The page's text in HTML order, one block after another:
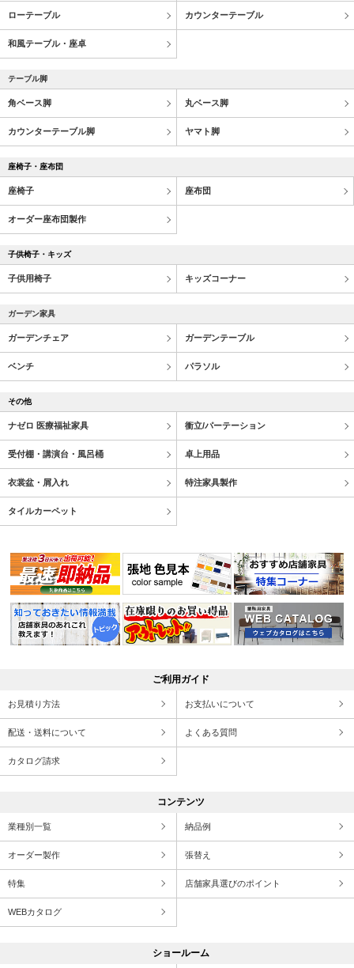
ローテーブル カウンターテーブル
和風テーブル・座卓
テーブル脚
角ベース脚 丸ベース脚
カウンターテーブル脚 ヤマト脚
座椅子・座布団
座椅子 座布団
オーダー座布団製作
子供椅子・キッズ
子供用椅子 キッズコーナー
ガーデン家具
ガーデンチェア ガーデンテーブル
ベンチ パラソル
その他
ナゼロ 医療福祉家具 衝立/パーテーション
受付棚・講演台・風呂桶 卓上用品
衣裳盆・屑入れ 特注家具製作
タイルカーペット
ご利用ガイド
お見積り方法 お支払いについて
配送・送料について よくある質問
カタログ請求
コンテンツ
業種別一覧 納品例
オーダー製作 張替え
特集 店舗家具選びのポイント
WEBカタログ
ショールーム